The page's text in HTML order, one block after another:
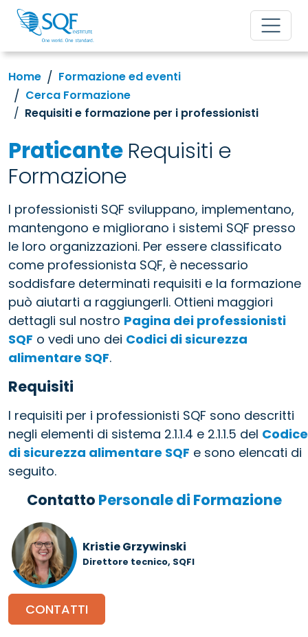
Home
Formazione ed eventi
Cerca Formazione
Requisiti e formazione per i professionisti
Praticante Requisiti e
Formazione
I professionisti SQF sviluppano, implementano,
mantengono e migliorano i sistemi SQF presso
le loro organizzazioni. Per essere classificato
come professionista SQF, è necessario
soddisfare determinati requisiti e la formazione
può aiutarti a raggiungerli. Ottieni maggiori
dettagli sul nostro Pagina dei professionisti
SQF o vedi uno dei Codici di sicurezza
alimentare SQF.
Requisiti
I requisiti per i professionisti SQF sono descritti
negli elementi di sistema 2.1.1.4 e 2.1.1.5 del Codice
di sicurezza alimentare SQF e sono elencati di
seguito.
Contatto Personale di Formazione
Kristie Grzywinski
Direttore tecnico, SQFI
CONTATTI